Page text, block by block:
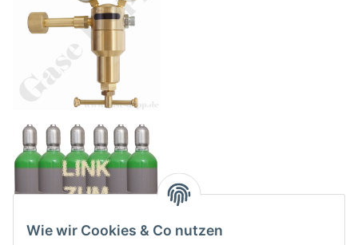
Wie wir Cookies & Co nutzen